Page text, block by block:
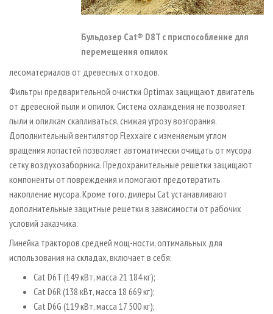
Бульдозер Cat® D8T с приспособление для
перемещения опилок
лесоматериалов от древесных отходов.
Фильтры предварительной очистки Optimax защищают двигатель
от древесной пыли и опилок. Система охлаждения не позволяет
пыли и опилкам скапливаться, снижая угрозу возгорания.
Дополнительный вентилятор Flexxaire с изменяемым углом
вращения лопастей позволяет автоматически очищать от мусора
сетку воздухозаборника. Предохранительные решетки защищают
компоненты от повреждения и помогают предотвратить
накопление мусора. Кроме того, дилеры Cat устанавливают
дополнительные защитные решетки в зависимости от рабочих
условий заказчика.
Линейка тракторов средней мощ-ности, оптимальных для
использования на складах, включает в себя:
Cat D6T (149 кВт, масса 21 184 кг);
Cat D6R (138 кВт, масса 18 669 кг);
Cat D6G (119 кВт, масса 17 500 кг);